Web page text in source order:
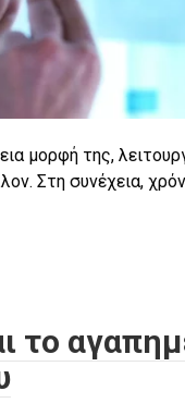
μορφή της,
Στη συνέχεια,
το